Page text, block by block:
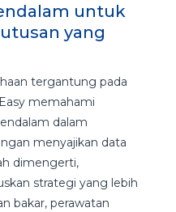
untuk
yang
tergantung pada
memahami
dalam
menyajikan data
dimengerti,
strategi yang lebih
bakar, perawatan